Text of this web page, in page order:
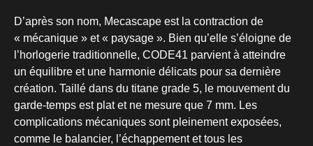
D’après son nom, Mecascape est la contraction de
« mécanique » et « paysage ». Bien qu’elle s’éloigne de
l’horlogerie traditionnelle, CODE41 parvient à atteindre
un équilibre et une harmonie délicats pour sa dernière
création. Taillé dans du titane grade 5, le mouvement du
garde-temps est plat et ne mesure que 7 mm. Les
complications mécaniques sont pleinement exposées,
comme le balancier, l’échappement et tous les